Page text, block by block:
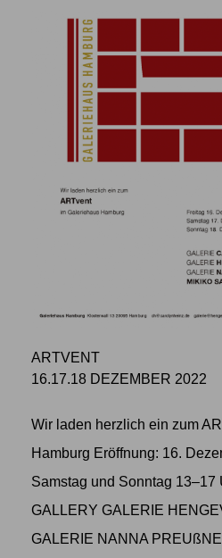
ARTVENT
16.17.18 DEZEMBER 2022
Wir laden herzlich ein zum
Hamburg Eröffnung: 16.
Samstag und Sonntag 13–17
GALLERY GALERIE
GALERIE NANNA